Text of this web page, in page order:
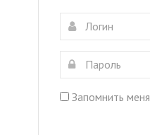
Запомнить меня